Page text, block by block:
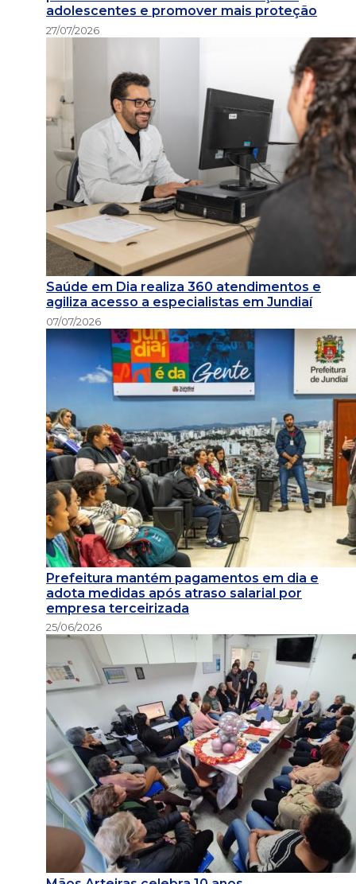
adolescentes e promover mais proteção
27/07/2026
Saúde em Dia realiza 360 atendimentos e
agiliza acesso a especialistas em Jundiaí
07/07/2026
Prefeitura mantém pagamentos em dia e
adota medidas após atraso salarial por
empresa terceirizada
25/06/2026